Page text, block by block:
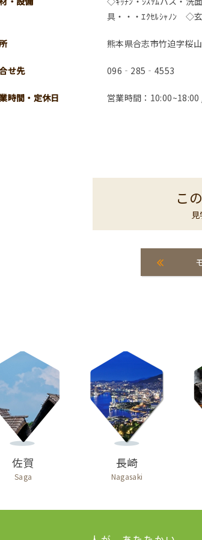
具・・・ｴｸｾﾙｼｬﾉﾝ ◇
熊本県合志市竹迫字桜
せ先 096‐285‐4553
時間・定休日 営業時間：10:00~18:00
こ
佐賀
Saga
長崎
Nagasaki